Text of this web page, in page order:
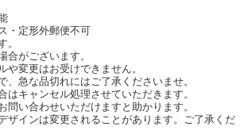
・定形外郵便不可
。
合がございます。
や変更はお受けできません。
、急な品切れにはご了承くださいませ。
はキャンセル処理させていただきます。
問い合わせいただけますと助かります。
ザインは変更されることがあります。ご了承くだ